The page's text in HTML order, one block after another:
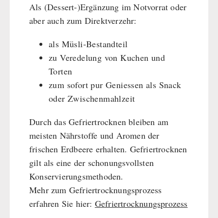
HERGETOS Olivenöl
Erste Hilfe
Grosspackungen Wasch- und Reinigungsmittel
Getreidemühlen / Kornquetsche
(Not)kocher Gas&Multifuel
Solargeräte
Kurbelgeräte / Radio / Funk
Atemschutz / ABC Schutzanzug
Armee-Material / Sicherheit
PETROMAX-SHOP
Feuerhand
HK500 & Zubehör
Reinigung & Pflege von Gusseisen
Bücher
SONSTIGES
Bücher / Geschenkgutscheine
kingnature-Vitalstoffe
BEHÖRDEN / GRUPPENVERSORGUNG
Notrationen
Frühstück
Suppen
Hauptmahlzeiten
Dessert
Ergänzungs-Pakete
Als (Dessert-)Ergänzung im Notvorrat oder
aber auch zum Direktverzehr:
als Müsli-Bestandteil
zu Veredelung von Kuchen und
Torten
zum sofort pur Geniessen als Snack
oder Zwischenmahlzeit
Durch das Gefriertrocknen bleiben am
meisten Nährstoffe und Aromen der
frischen Erdbeere erhalten. Gefriertrocknen
gilt als eine der schonungsvollsten
Konservierungsmethoden.
Mehr zum Gefriertrocknungsprozess
erfahren Sie hier: Gefriertrocknungsprozess